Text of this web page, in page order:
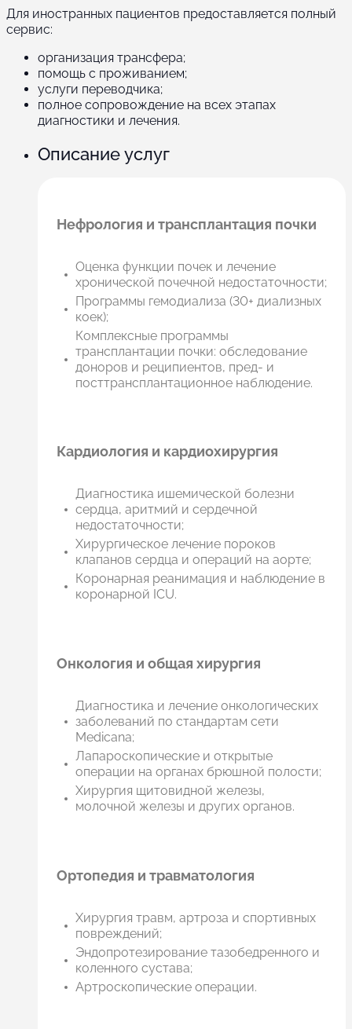
Для иностранных пациентов предоставляется полный
сервис:
организация трансфера;
помощь с проживанием;
услуги переводчика;
полное сопровождение на всех этапах
диагностики и лечения.
Описание услуг
Нефрология и трансплантация почки
Оценка функции почек и лечение
хронической почечной недостаточности;
Программы гемодиализа (30+ диализных
коек);
Комплексные программы
трансплантации почки: обследование
доноров и реципиентов, пред- и
посттрансплантационное наблюдение.
Кардиология и кардиохирургия
Диагностика ишемической болезни
сердца, аритмий и сердечной
недостаточности;
Хирургическое лечение пороков
клапанов сердца и операций на аорте;
Коронарная реанимация и наблюдение в
коронарной ICU.
Онкология и общая хирургия
Диагностика и лечение онкологических
заболеваний по стандартам сети
Medicana;
Лапароскопические и открытые
операции на органах брюшной полости;
Хирургия щитовидной железы,
молочной железы и других органов.
Ортопедия и травматология
Хирургия травм, артроза и спортивных
повреждений;
Эндопротезирование тазобедренного и
коленного сустава;
Артроскопические операции.